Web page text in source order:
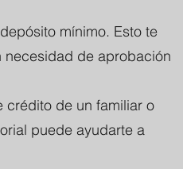
mínimo. Esto te
necesidad de aprobación
crédito de un familiar o
puede ayudarte a